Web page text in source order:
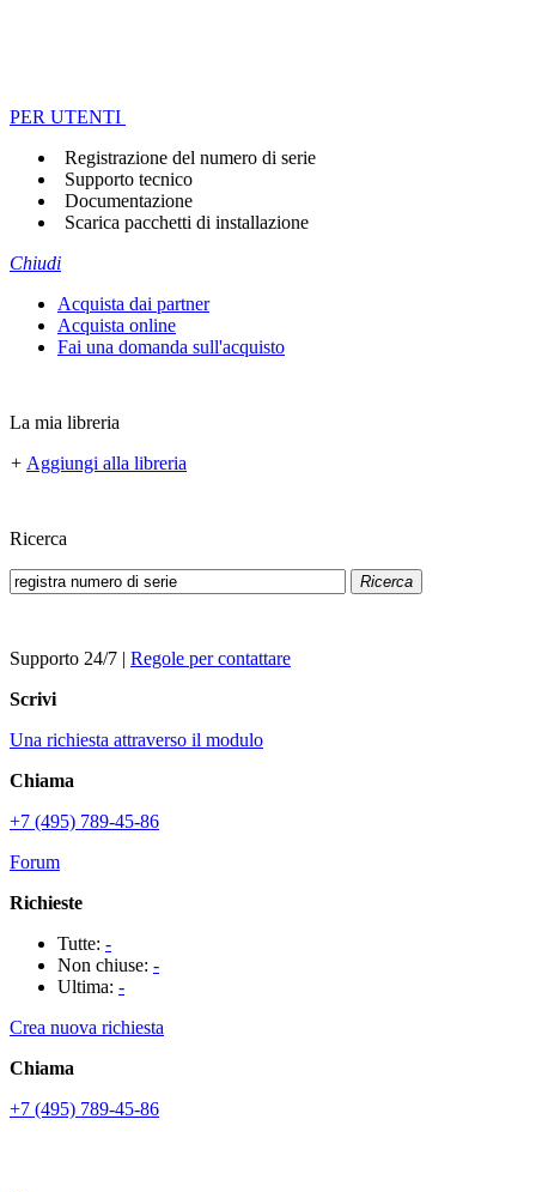
PER UTENTI
Registrazione del numero di serie
Supporto tecnico
Documentazione
Scarica pacchetti di installazione
Chiudi
Acquista dai partner
Acquista online
Fai una domanda sull'acquisto
La mia libreria
+ Aggiungi alla libreria
Ricerca
Ricerca
Supporto 24/7 | Regole per contattare
Scrivi
Una richiesta attraverso il modulo
Chiama
+7 (495) 789-45-86
Forum
Richieste
Tutte: -
Non chiuse: -
Ultima: -
Crea nuova richiesta
Chiama
+7 (495) 789-45-86